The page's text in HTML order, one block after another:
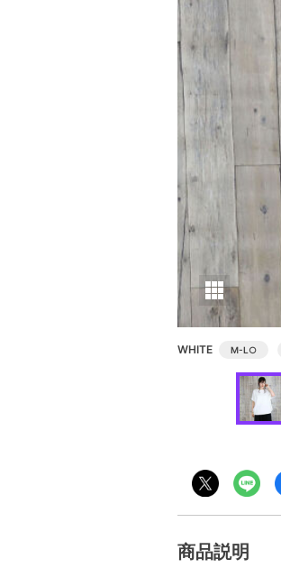
WHITE M-L ○
商品説明